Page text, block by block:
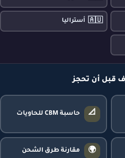
🇦🇺 أستراليا
قبل أن تحجز
📐 حاسبة CBM للحاويات
🌍 مقارنة طرق الشحن